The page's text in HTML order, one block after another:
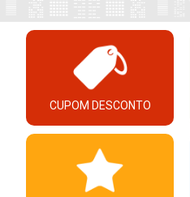
CUPOM DESCONTO